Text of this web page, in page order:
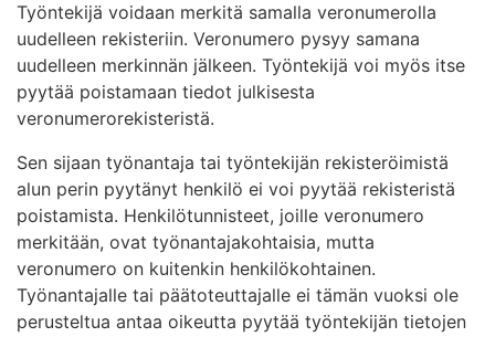
Työntekijä voidaan merkitä samalla veronumerolla
uudelleen rekisteriin. Veronumero pysyy samana
uudelleen merkinnän jälkeen. Työntekijä voi myös itse
pyytää poistamaan tiedot julkisesta
veronumerorekisteristä.
Sen sijaan työnantaja tai työntekijän rekisteröimistä
alun perin pyytänyt henkilö ei voi pyytää rekisteristä
poistamista. Henkilötunnisteet, joille veronumero
merkitään, ovat työnantajakohtaisia, mutta
veronumero on kuitenkin henkilökohtainen.
Työnantajalle tai päätoteuttajalle ei tämän vuoksi ole
perusteltua antaa oikeutta pyytää työntekijän tietojen